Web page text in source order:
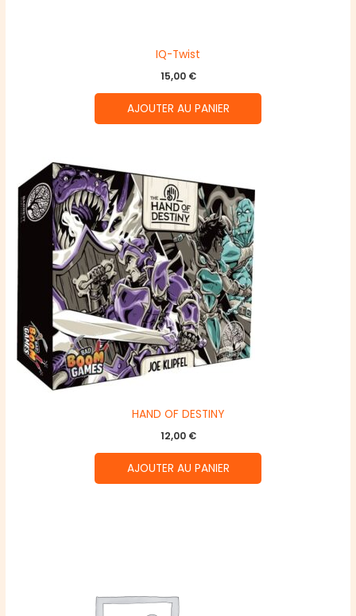
IQ-Twist
15,00 €
AJOUTER AU PANIER
HAND OF DESTINY
12,00 €
AJOUTER AU PANIER